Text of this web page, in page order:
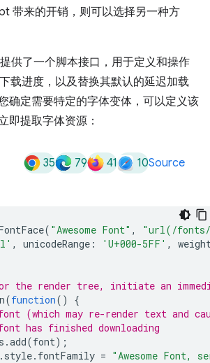
带来的开销，则可以选择另一种方
提供了一个脚本接口，用于定义和操作
载进度，以及替换其默认的延迟加载
确定需要特定的字体变体，可以定义该
即提取字体资源：
35 79 41 10Source
( "Awesome Font" ,
"url(/fonts/
, unicodeRange : 'U+000-5FF' ,
the render tree, initiate an
(function()
{
(which may re-render text and
has finished downloading
.add(font);
. style. fontFamily = "Awesome Font,